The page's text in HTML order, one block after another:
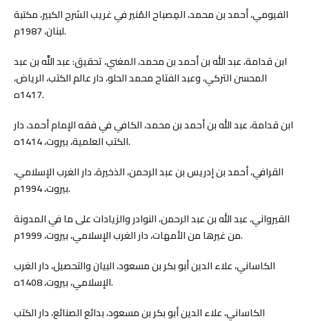
الفيومي، أحمد بن محمد، المِصباح المُنير في غريب الشرح الكبير، مكتبة
لبنان، 1987م.
ابن قدامة، عبد الله بن أحمد بن محمد، المغني، تحقيق: عبد اللَّه بن عبد
المحسن التركي، وعبد الفتاح محمد الحلو، دار عالم الكتب، الرياض،
1417ه.
ابن قدامة، عبد الله بن أحمد بن محمد، الكافي في فقه الإمام أحمد، دار
الكتب العلمية، بيروت، 1414ه.
القرافي، أحمد بن إدريس بن عبد الرحمن، الذخيرة، دار الغرب الإسلامي،
بيروت، 1994م.
القيرواني، عبد الله بن عبد الرحمن، النوادر والزيادات على ما في المدونة
من غيرها من الأمهات، دار الغرب الإسلامي، بيروت، 1999م.
الكاساني، علاء الدين أبو بكر بن مسعود، البيان والتحصيل، دار الغرب
الإسلامي، بيروت، 1408ه.
الكاساني، علاء الدين أبو بكر بن مسعود، بدائع الصنائع، دار الكتب